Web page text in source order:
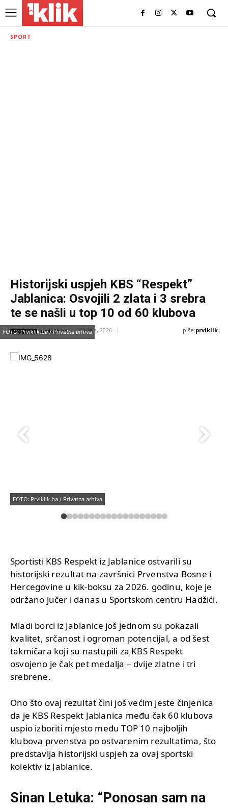
SPORT
Historijski uspjeh KBS “Respekt”
Jablanica: Osvojili 2 zlata i 3 srebra
te se našli u top 10 od 60 klubova
IZVOR: prviklik.ba 10 Maja, 2026 piše:prviklik
FOTO: Prviklik.ba / Privatna arhiva
FOTO: Prviklik.ba / Privatna arhiva
Sportisti KBS Respekt iz Jablanice ostvarili su
historijski rezultat na završnici Prvenstva Bosne i
Hercegovine u kik-boksu za 2026. godinu, koje je
održano jučer i danas u Sportskom centru Hadžići.
Mladi borci iz Jablanice još jednom su pokazali
kvalitet, srčanost i ogroman potencijal, a od šest
takmičara koji su nastupili za KBS Respekt
osvojeno je čak pet medalja – dvije zlatne i tri
srebrene.
Ono što ovaj rezultat čini još većim jeste činjenica
da je KBS Respekt Jablanica među čak 60 klubova
uspio izboriti mjesto među TOP 10 najboljih
klubova prvenstva po ostvarenim rezultatima, što
predstavlja historijski uspjeh za ovaj sportski
kolektiv iz Jablanice.
Sinan Letuka: “Ponosan sam na